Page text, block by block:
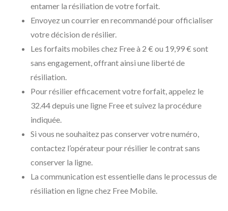
entamer la résiliation de votre forfait.
Envoyez un courrier en recommandé pour officialiser
votre décision de résilier.
Les forfaits mobiles chez Free à 2 € ou 19,99 € sont
sans engagement, offrant ainsi une liberté de
résiliation.
Pour résilier efficacement votre forfait, appelez le
32.44 depuis une ligne Free et suivez la procédure
indiquée.
Si vous ne souhaitez pas conserver votre numéro,
contactez l’opérateur pour résilier le contrat sans
conserver la ligne.
La communication est essentielle dans le processus de
résiliation en ligne chez Free Mobile.